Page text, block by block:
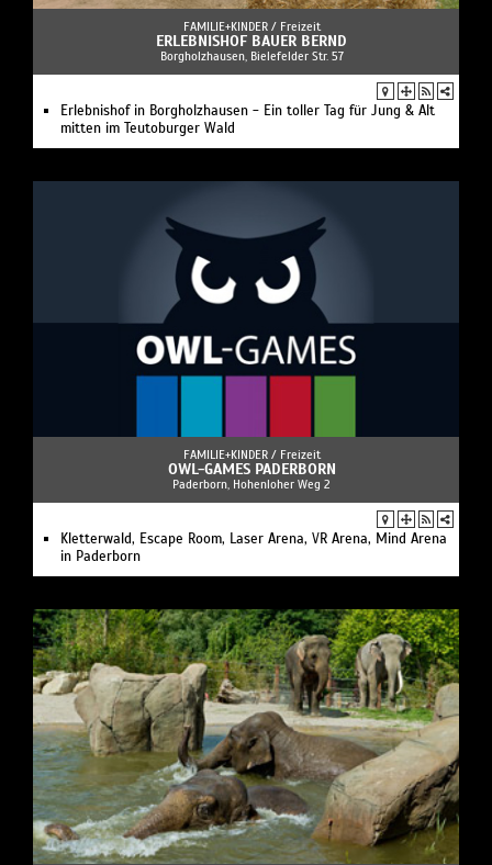
FAMILIE+KINDER / Freizeit
ERLEBNISHOF BAUER BERND
Borgholzhausen, Bielefelder Str. 57
Erlebnishof in Borgholzhausen - Ein toller Tag für Jung & Alt
mitten im Teutoburger Wald
FAMILIE+KINDER / Freizeit
OWL-GAMES PADERBORN
Paderborn, Hohenloher Weg 2
Kletterwald, Escape Room, Laser Arena, VR Arena, Mind Arena
in Paderborn